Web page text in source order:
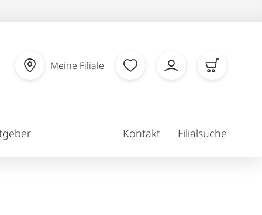
Meine Filiale
Kontakt Filialsuche